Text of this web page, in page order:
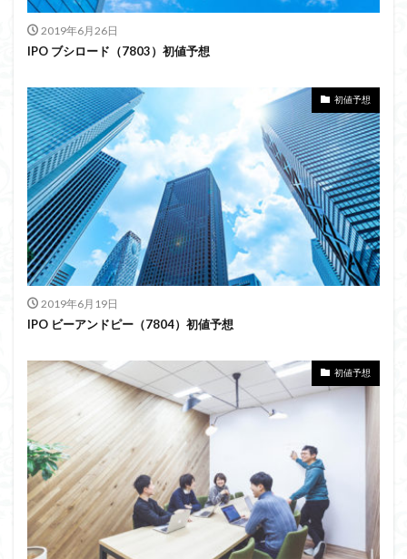
2019年6月26日
IPO ブシロード（7803）初値予想
初値予想
2019年6月19日
IPO ビーアンドピー（7804）初値予想
初値予想